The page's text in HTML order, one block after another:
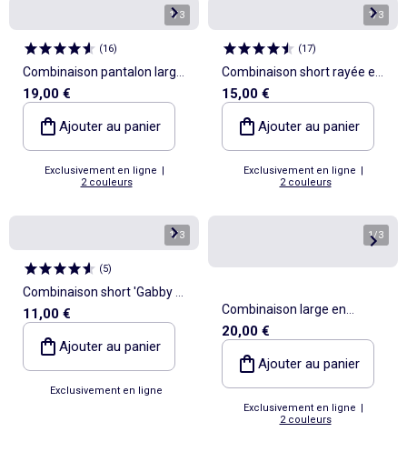
1/3
(16)
Combinaison pantalon large
à manches courtes
19,00 €
Ajouter au panier
Exclusivement en ligne |
2 couleurs
1/3
(17)
Combinaison short rayée en
seersucker
15,00 €
Ajouter au panier
Exclusivement en ligne |
2 couleurs
1/3
(5)
Combinaison short 'Gabby et
la maison magique'
11,00 €
Ajouter au panier
Exclusivement en ligne
1/3
Combinaison large en
broderie anglaise volantée
coton
20,00 €
Ajouter au panier
Exclusivement en ligne |
2 couleurs